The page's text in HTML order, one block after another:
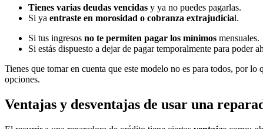
Tienes varias deudas vencidas y ya no puedes pagarlas.
Si ya entraste en morosidad o cobranza extrajudicial.
Si tus ingresos no te permiten pagar los mínimos mensuales.
Si estás dispuesto a dejar de pagar temporalmente para poder
Tienes que tomar en cuenta que este modelo no es para todos, por
opciones.
Ventajas y desventajas de usar una